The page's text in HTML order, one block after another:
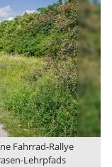
Fahrrad-Rallye
Lehrpfads